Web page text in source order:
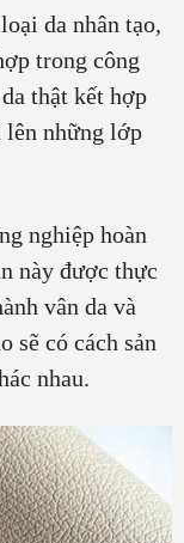
da nhân tạo,
trong công
thật kết hợp
lên những lớp
nghiệp hoàn
này được thực
vân da và
sẽ có cách sản
nhau.